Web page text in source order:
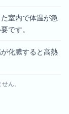
室内で体温が急
です。
化膿すると高熱
ん。